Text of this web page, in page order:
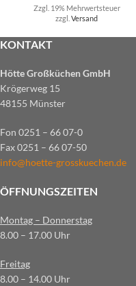
Zzgl. 19% Mehrwertsteuer
zzgl. Versand
KONTAKT
Hötte Großküchen GmbH
Krögerweg 15
48155 Münster
Fon 0251 – 66 07-0
Fax 0251 – 66 07-50
info@hoette-grosskuechen.de
ÖFFNUNGSZEITEN
Montag – Donnerstag
8.00 – 17.00 Uhr
Freitag
8.00 – 14.00 Uhr